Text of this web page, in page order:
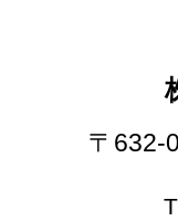
〒632-